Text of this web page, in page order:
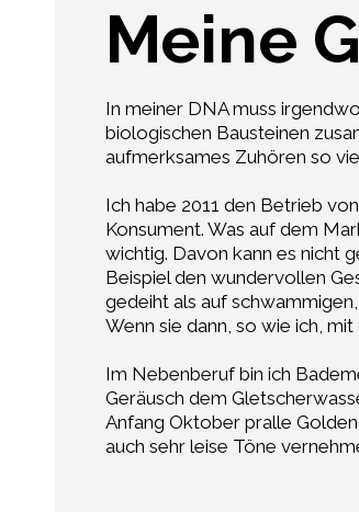
Meine
In meiner DNA muss
biologischen Bausteinen
aufmerksames Zuhören so
Ich habe 2011 den Betrieb
Konsument. Was auf dem
wichtig. Davon kann es nicht
Beispiel den wundervollen
gedeiht als auf
Wenn sie dann, so wie ich,
Im Nebenberuf bin ich
Geräusch dem
Anfang Oktober pralle
auch sehr leise Töne